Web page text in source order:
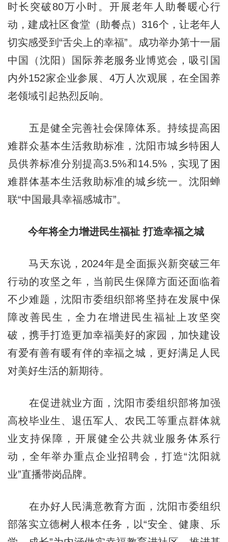
时长突破80万小时。开展老年人助餐暖心行
动，建成社区食堂（助餐点）316个，让老年人
切实感受到“舌尖上的幸福”。成功举办第十一届
中国（沈阳）国际养老服务业博览会，吸引国
内外152家企业参展、4万人次观展，在全国养
老领域引起热烈反响。
五是健全完善社会保障体系。持续提高困
难群众基本生活救助标准，沈阳市城乡特困人
员供养标准分别提高3.5%和14.5%，实现了困
难群体基本生活救助标准的城乡统一。沈阳蝉
联“中国最具幸福感城市”。
今年将全力增进民生福祉 打造幸福之城
马天东说，2024年是全面振兴新突破三年
行动的攻坚之年，当前民生保障方面还面临着
不少难题，沈阳市委组织部将坚持在发展中保
障改善民生，全力在增进民生福祉上攻坚突
破，携手打造更加幸福美好的家园，加快建设
有爱有善有暖有伴的幸福之城，更好满足人民
对美好生活的新期待。
在促进就业方面，沈阳市委组织部将加强
高校毕业生、退伍军人、农民工等重点群体就
业支持保障，开展健全公共就业服务体系行
动，全年举办重点企业招聘会，打造“沈阳就
业”直播带岗品牌。
在办好人民满意教育方面，沈阳市委组织
部落实立德树人根本任务，以“安全、健康、乐